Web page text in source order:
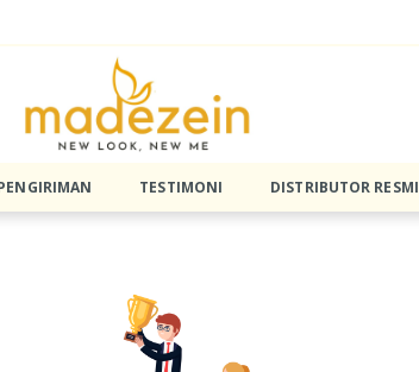
TESTIMONI DISTRIBUTOR RESMI